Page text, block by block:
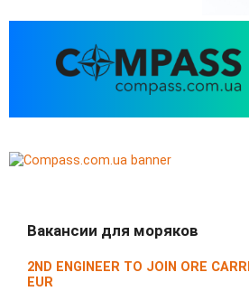
Вакансии для моряков
2ND ENGINEER TO JOIN ORE
EUR